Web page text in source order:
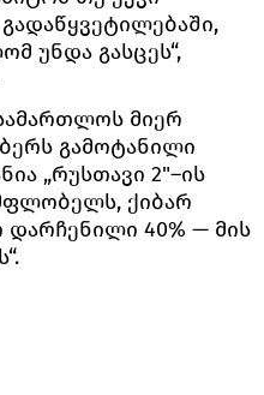
უნდა გასცეს“,
მიერ
გამოტანილი
„რუსთავი 2"–ის
ქიბარ
40% — მის